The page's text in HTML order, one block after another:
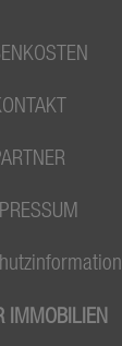
IMMOBILIEN